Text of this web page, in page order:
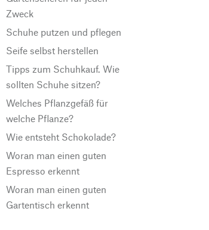
Zweck
Schuhe putzen und pflegen
Seife selbst herstellen
Tipps zum Schuhkauf. Wie
sollten Schuhe sitzen?
Welches Pflanzgefäß für
welche Pflanze?
Wie entsteht Schokolade?
Woran man einen guten
Espresso erkennt
Woran man einen guten
Gartentisch erkennt